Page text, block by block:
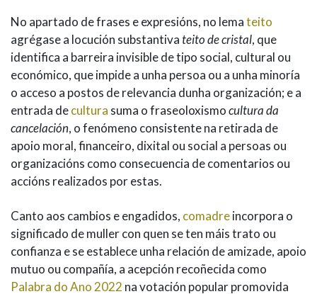
No apartado de frases e expresións, no lemateito
agrégase a locución substantivateito de cristal, que
identifica a barreira invisible de tipo social, cultural ou
económico, que impide a unha persoa ou a unha minoría
o acceso a postos de relevancia dunha organización; e a
entrada decultura suma o fraseoloxismocultura da
cancelación, o fenómeno consistente na retirada de
apoio moral, financeiro, dixital ou social a persoas ou
organizacións como consecuencia de comentarios ou
accións realizados por estas.
Canto aos cambios e engadidos, comadreincorpora o
significado de muller con quen se ten máis trato ou
confianza e se establece unha relación de amizade, apoio
mutuo ou compañía, a acepción recoñecida como
Palabra do Ano 2022 na votación popular promovida